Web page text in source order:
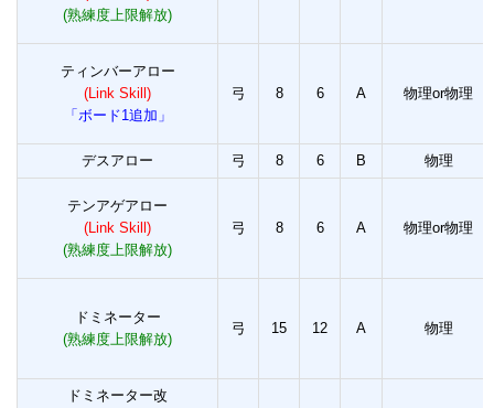
(熟練度上限解放)
ティンバーアロー
(Link Skill)
「ボード1追加」
弓 8 6 A 物理or物理
デスアロー 弓 8 6 B 物理
テンアゲアロー
(Link Skill)
(熟練度上限解放)
弓 8 6 A 物理or物理
ドミネーター
(熟練度上限解放)
弓 15 12 A 物理
ドミネーター改